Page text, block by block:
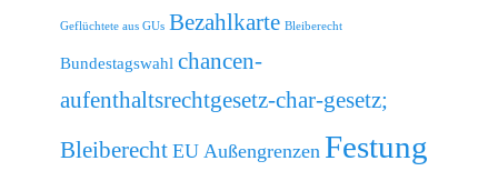
Geflüchtete aus GUs Bezahlkarte Bleiberecht
Bundestagswahl chancen-
aufenthaltsrechtgesetz-char-gesetz;
Bleiberecht EU Außengrenzen Festung